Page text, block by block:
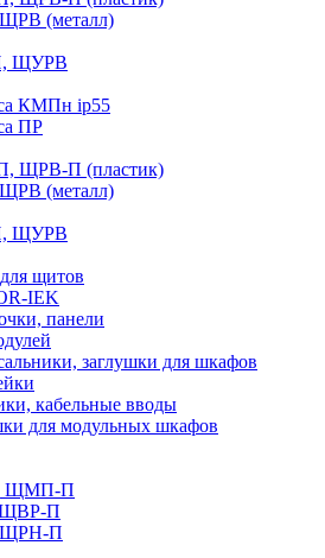
(металл)
ЩУРВ
КМПн ip55
ПР
ЩРВ-П (пластик)
(металл)
ЩУРВ
щитов
IEK
панели
заглушки для шкафов
кабельные вводы
для модульных шкафов
ЩМП-П
П
П